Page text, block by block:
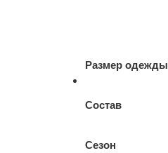
Размер одежды
Состав
Сезон